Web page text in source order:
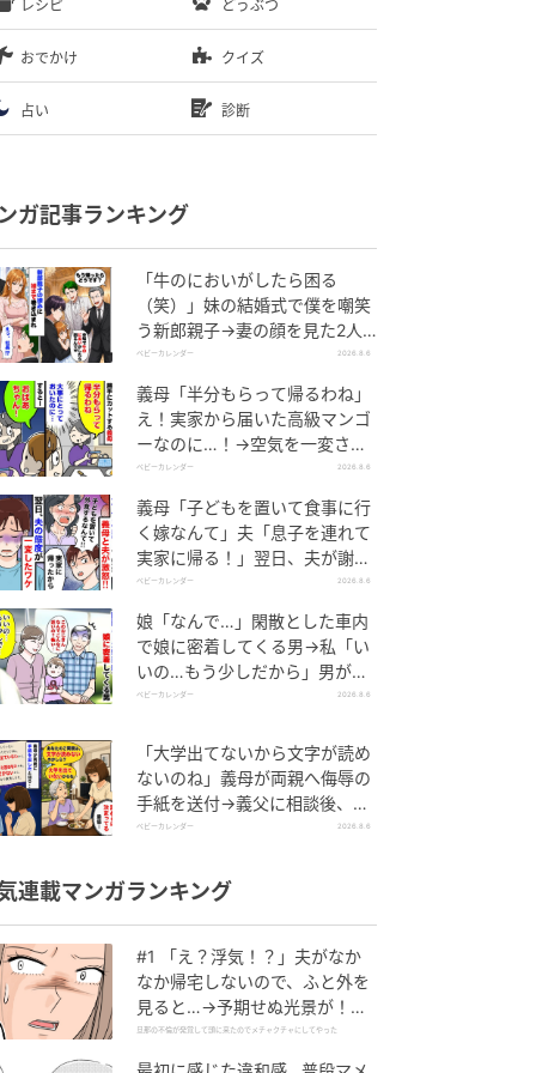
レシピ どうぶつ
おでかけ クイズ
占い 診断
ガ記事ランキング
「牛のにおいがしたら困る
（笑）」妹の結婚式で僕を嘲笑
う新郎親子→妻の顔を見た2人
が絶句したワケ
ベビーカレンダー 2026.8.6
義母「半分もらって帰るわね」
え！実家から届いた高級マンゴ
ーなのに…！→空気を一変させ
た4歳娘の痛快な一言とは
ベビーカレンダー 2026.8.6
義母「子どもを置いて食事に行
く嫁なんて」夫「息子を連れて
実家に帰る！」翌日、夫が謝罪
してきたワケ
ベビーカレンダー 2026.8.6
娘「なんで…」閑散とした車内
で娘に密着してくる男→私「い
いの…もう少しだから」男が血
相を変え逃げたワケ
ベビーカレンダー 2026.8.6
「大学出てないから文字が読め
ないのね」義母が両親へ侮辱の
手紙を送付→義父に相談後、訪
れた末路とは
ベビーカレンダー 2026.8.6
連載マンガランキング
#1 「え？浮気！？」夫がなか
なか帰宅しないので、ふと外を
見ると…→予期せぬ光景が！｜
旦那の不倫が発覚して頭に来た
旦那の不倫が発覚して頭に来たのでメチャクチャにしてやった